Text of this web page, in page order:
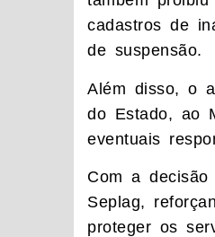
cadastros de
de suspensão.
Além disso, o
do Estado, ao
eventuais
Com a decisão
Seplag,
proteger os